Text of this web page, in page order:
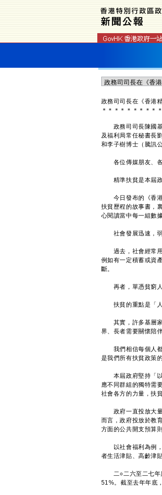
政務司司長在《香港
＊ ＊ ＊ ＊ ＊ ＊ ＊ ＊ ＊ ＊
政務司司長陳國基
及福利局常任秘書長
和李子樹博士（騰訊
各位傳媒朋友、各
精準扶貧是本屆政
今日發布的《香港
扶貧歷程的故事書，
心閱讀當中每一組數
社會發展迅速，弱
過去，社會經常用
例如有一定積蓄或資
斷。
再者，單憑貧窮人
扶貧的重點是「人
其實，許多基層家
界、長者需要關懷陪
我們相信每個人都
是我們所有扶貧政策的
本屆政府堅持「以
應不同群組的獨特需
社會各方的力量，扶
政府一直投放大量
而言，政府投放於教
方面的公共開支預算
以社會福利為例，
者生活津貼、高齡津
二○二六至二七年度
51%。截至去年年底